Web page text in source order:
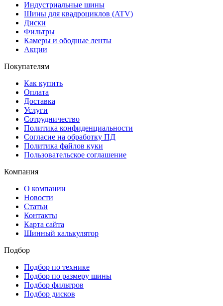
Индустриальные шины
Шины для квадроциклов (ATV)
Диски
Фильтры
Камеры и ободные ленты
Акции
Покупателям
Как купить
Оплата
Доставка
Услуги
Сотрудничество
Политика конфиденциальности
Согласие на обработку ПД
Политика файлов куки
Пользовательское соглашение
Компания
О компании
Новости
Статьи
Контакты
Карта сайта
Шинный калькулятор
Подбор
Подбор по технике
Подбор по размеру шины
Подбор фильтров
Подбор дисков